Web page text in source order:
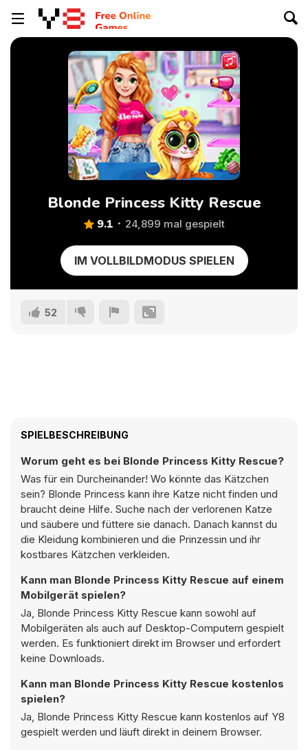
Blonde Princess Kitty Rescue
9.1 24,899 mal gespielt
IM VOLLBILDMODUS SPIELEN
52
SPIELBESCHREIBUNG
Worum geht es bei Blonde Princess Kitty Rescue?
Was für ein Durcheinander! Wo könnte das Kätzchen
sein? Blonde Princess kann ihre Katze nicht finden und
braucht deine Hilfe. Suche nach der verlorenen Katze
und säubere und füttere sie danach. Danach kannst du
die Kleidung kombinieren und die Prinzessin und ihr
kostbares Kätzchen verkleiden.
Kann man Blonde Princess Kitty Rescue auf einem
Mobilgerät spielen?
Ja, Blonde Princess Kitty Rescue kann sowohl auf
Mobilgeräten als auch auf Desktop-Computern gespielt
werden. Es funktioniert direkt im Browser und erfordert
keine Downloads.
Kann man Blonde Princess Kitty Rescue kostenlos
spielen?
Ja, Blonde Princess Kitty Rescue kann kostenlos auf Y8
gespielt werden und läuft direkt in deinem Browser.